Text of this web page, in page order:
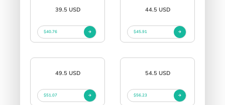
39.5 USD
$40.76
44.5 USD
$45.91
49.5 USD
$51.07
54.5 USD
$56.23